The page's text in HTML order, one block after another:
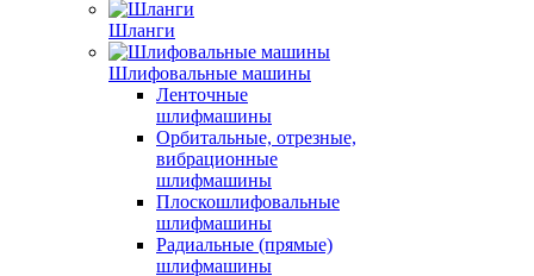
Шланги
Шлифовальные машины
Ленточные
шлифмашины
Орбитальные, отрезные,
вибрационные
шлифмашины
Плоскошлифовальные
шлифмашины
Радиальные (прямые)
шлифмашины